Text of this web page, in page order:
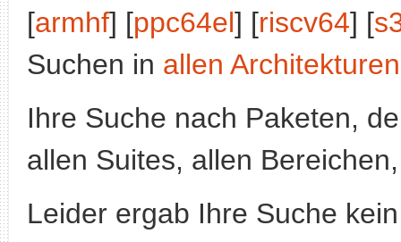
[armhf] [ppc64el] [riscv64] [
Suchen in allen Architekturen
Ihre Suche nach Paketen,
allen Suites, allen
Leider ergab Ihre Suche